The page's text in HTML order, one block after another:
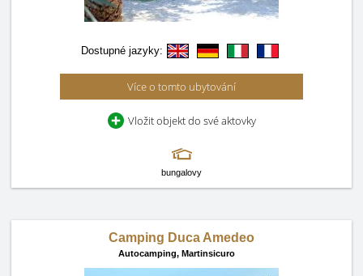
Dostupné jazyky:
Více o tomto ubytování
Vložit objekt do své aktovky
bungalovy
Camping Duca Amedeo
Autocamping, Martinsicuro